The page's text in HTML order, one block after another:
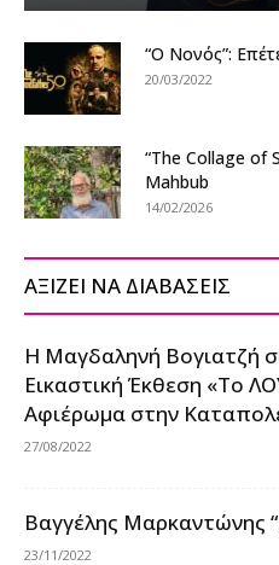
“O Νονός”:
20/03/2022
“The Collage of
Mahbub
14/02/2026
ΑΞΙΖΕΙ ΝΑ ΔΙΑΒΑΣΕΙΣ
Η Μαγδαληνή Βογιατζή
Εικαστική Έκθεση «Το
Αφιέρωμα στην
27/08/2022
Βαγγέλης Μαρκαντώνης
23/11/2022